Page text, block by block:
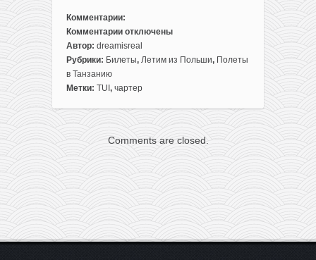
Комментарии:
Комментарии
к
записи
Цвет
настроения
чартеры
Занзибар
из
Варшавы
всего
344€
туда-
обратно
отключены
Автор: dreamisreal
Рубрики: Билеты, Летим из Польши, Полеты
в Танзанию
Метки: TUI , чартер
Comments are closed.